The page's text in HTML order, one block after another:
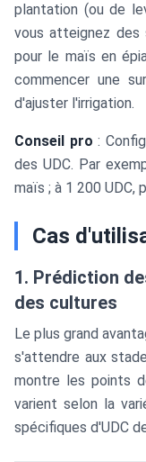
plantation (ou de
vous atteignez des
pour le maïs en
commencer une
d'ajuster l'irrigation.
Conseil pro :
des UDC. Par
maïs ; à 1 200 UDC,
Cas
1. Prédiction
des cultures
Le plus grand
s'attendre aux
montre les points
varient selon la
spécifiques d'UDC